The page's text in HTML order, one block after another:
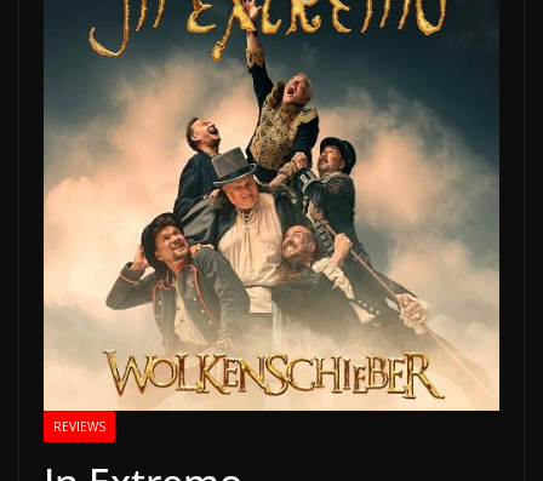
REVIEWS